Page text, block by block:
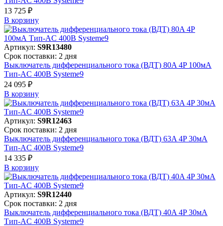
13 725 ₽
В корзинy
Артикул: S9R13480
Срок поставки: 2 дня
Выключатель дифференциального тока (ВДТ) 80A 4P 100мА
Тип-AC 400В Systeme9
24 095 ₽
В корзинy
Артикул: S9R12463
Срок поставки: 2 дня
Выключатель дифференциального тока (ВДТ) 63A 4P 30мА
Тип-AC 400В Systeme9
14 335 ₽
В корзинy
Артикул: S9R12440
Срок поставки: 2 дня
Выключатель дифференциального тока (ВДТ) 40A 4P 30мА
Тип-AC 400В Systeme9